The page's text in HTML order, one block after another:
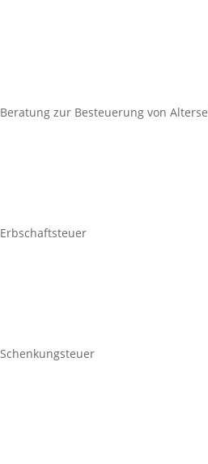
Beratung zur Besteuerung von
Erbschaftsteuer
Schenkungsteuer